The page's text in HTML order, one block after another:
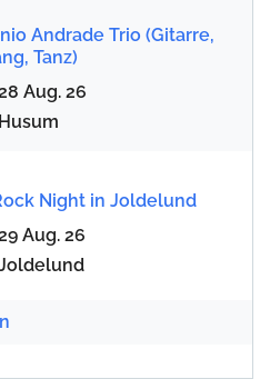
Andrade Trio (Gitarre,
Tanz)
Aug. 26
Husum
Night in Joldelund
Aug. 26